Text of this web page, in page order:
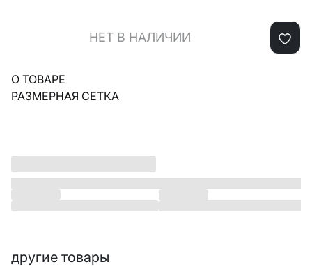
НЕТ В НАЛИЧИИ
О ТОВАРЕ
РАЗМЕРНАЯ СЕТКА
другие товары